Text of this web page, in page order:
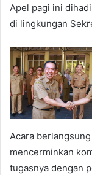
Apel pagi ini
di lingkungan
Acara
mencerminkan
tugasnya dengan